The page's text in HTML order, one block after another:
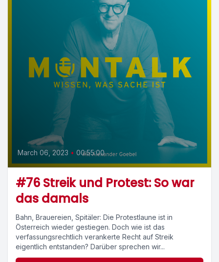
March 06, 2023 • 00:55:00
#76 Streik und Protest: So war
das damals
Bahn, Brauereien, Spitäler: Die Protestlaune ist in
Österreich wieder gestiegen. Doch wie ist das
verfassungsrechtlich verankerte Recht auf Streik
eigentlich entstanden? Darüber sprechen wir...